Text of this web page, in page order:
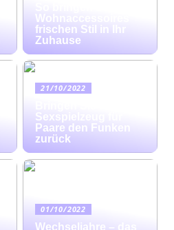
Wohnaccessoires
frischen Stil in Ihr
Zuhause
21/10/2022
Sexspielzeug für
Paare den Funken
zurück
01/10/2022
Wechseljahre – das